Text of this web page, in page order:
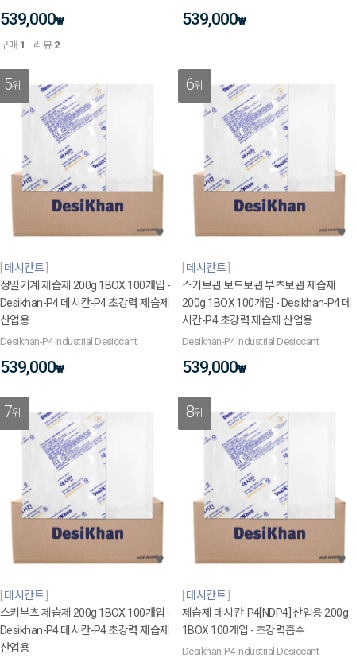
539,000₩
구매 1 리뷰 2
539,000₩
5위
데시칸트
정밀기계 제습제 200g 1BOX 100개입 -
Desikhan-P4 데시칸-P4 초강력 제습제
산업용
Desikhan-P4 Industrial Desiccant
539,000₩
6위
데시칸트
스키보관 보드보관 부츠보관 제습제
200g 1BOX 100개입 - Desikhan-P4 데
시칸-P4 초강력 제습제 산업용
Desikhan-P4 Industrial Desiccant
539,000₩
7위
데시칸트
스키부츠 제습제 200g 1BOX 100개입 -
Desikhan-P4 데시칸-P4 초강력 제습제
산업용
8위
데시칸트
제습제 데시칸-P4[NDP4] 산업용 200g
1BOX 100개입 - 초강력흡수
Desikhan-P4 Industrial Desiccant